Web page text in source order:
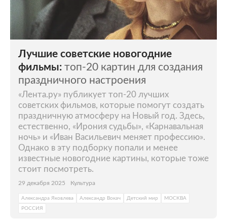
Лучшие советские новогодние
фильмы: топ-20 картин для создания
праздничного настроения
«Лента.ру» публикует топ-20 лучших
советских фильмов, которые помогут создать
праздничную атмосферу на Новый год. Здесь,
естественно, «Ирония судьбы», «Карнавальная
ночь» и «Иван Васильевич меняет профессию».
Однако в эту подборку попали и менее
известные новогодние картины, которые тоже
стоит посмотреть.
29 декабря 2025 Культура
Александра Яковлева Александр Вокач Детский мир
МОСКВА
РОССИЯ